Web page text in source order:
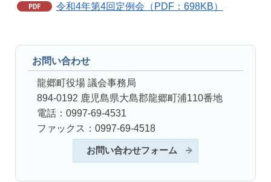
令和4年第4回定例会（PDF：698KB）
お問い合わせ
龍郷町役場 議会事務局
894-0192 鹿児島県大島郡龍郷町浦110番地
電話：0997-69-4531
ファックス：0997-69-4518
お問い合わせフォーム